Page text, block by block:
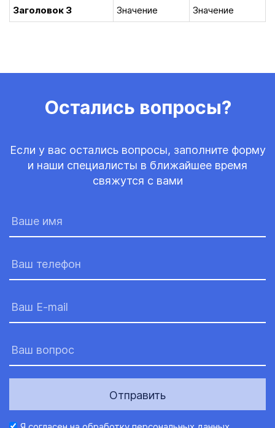
Заголовок 3
Значение Значение
Остались вопросы?
Если у вас остались вопросы, заполните форму
и наши специалисты в ближайшее время
свяжутся с вами
Отправить